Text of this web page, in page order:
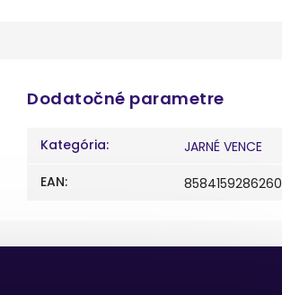
Dodatočné parametre
Kategória:
JARNÉ VENCE
EAN: 8584159286260